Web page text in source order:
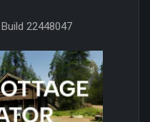
22448047